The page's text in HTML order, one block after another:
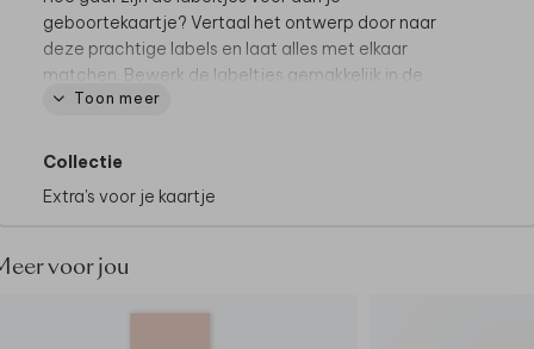
geboortekaartje? Vertaal het ontwerp door naar
deze prachtige labels en laat alles met elkaar
matchen. Bewerk de labeltjes gemakkelijk in de
editor. Thuis hoef je ze enkel nog aan het
bevestigingsmateriaal.
Specificaties:
• Formaat: 2 x 8.5 cm
• Papiersoort: coated karton
Toon meer
Collectie
Extra's voor je kaartje
voor jou